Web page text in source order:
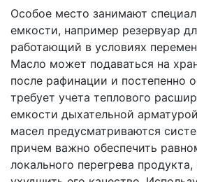
Особое место занимают
емкости, например резервуар
работающий в условиях
Масло может подаваться на
после рафинации и постепенно
требует учета теплового
емкости дыхательной
масел предусматриваются
причем важно обеспечить
локального перегрева